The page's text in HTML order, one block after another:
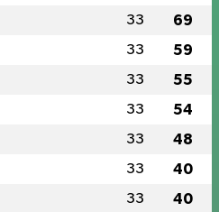
33 69
33 59
33 55
33 54
33 48
33 40
33 40